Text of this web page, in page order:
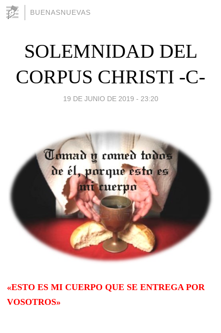
BUENASNUEVAS
SOLEMNIDAD DEL
CORPUS CHRISTI -C-
19 DE JUNIO DE 2019 - 23:20
«ESTO ES MI CUERPO QUE SE ENTREGA POR
VOSOTROS»